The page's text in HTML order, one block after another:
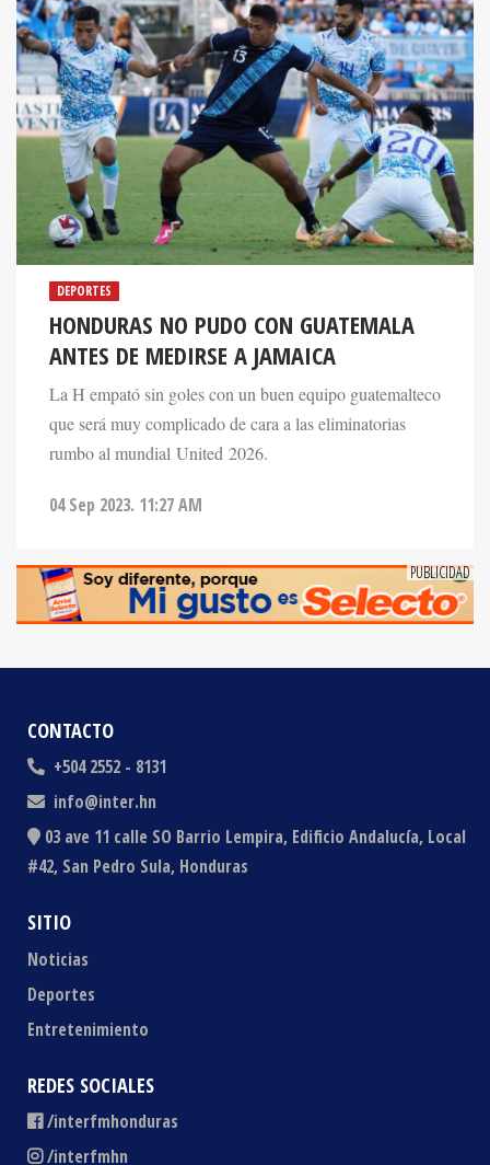
DEPORTES
HONDURAS NO PUDO CON GUATEMALA
ANTES DE MEDIRSE A JAMAICA
La H empató sin goles con un buen equipo guatemalteco
que será muy complicado de cara a las eliminatorias
rumbo al mundial United 2026.
CONTACTO
+504 2552 - 8131
info@inter.hn
03 ave 11 calle SO Barrio Lempira, Edificio Andalucía, Local
#42, San Pedro Sula, Honduras
SITIO
Noticias
Deportes
Entretenimiento
REDES SOCIALES
/interfmhonduras
/interfmhn